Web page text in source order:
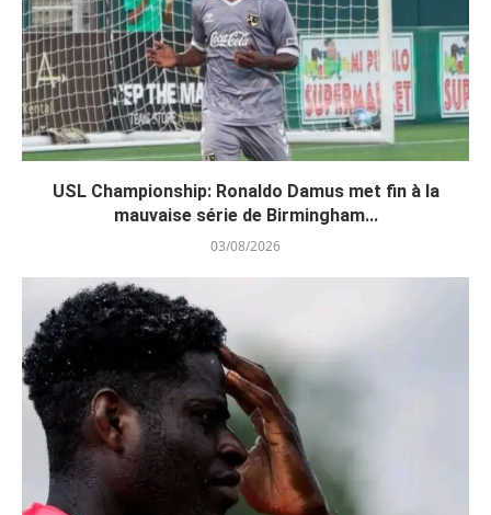
USL Championship: Ronaldo Damus met fin à la
mauvaise série de Birmingham...
03/08/2026